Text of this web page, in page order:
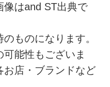
はand ST出典で
ものになります。
能性もございま
お店・ブランドなど